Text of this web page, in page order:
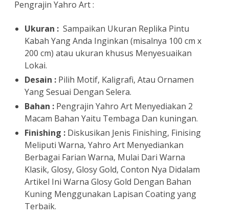
Pengrajin Yahro Art :
Ukuran : Sampaikan Ukuran Replika Pintu
Kabah Yang Anda Inginkan (misalnya 100 cm x
200 cm) atau ukuran khusus Menyesuaikan
Lokai.
Desain : Pilih Motif, Kaligrafi, Atau Ornamen
Yang Sesuai Dengan Selera.
Bahan : Pengrajin Yahro Art Menyediakan 2
Macam Bahan Yaitu Tembaga Dan kuningan.
Finishing : Diskusikan Jenis Finishing, Finising
Meliputi Warna, Yahro Art Menyediankan
Berbagai Farian Warna, Mulai Dari Warna
Klasik, Glosy, Glosy Gold, Conton Nya Didalam
Artikel Ini Warna Glosy Gold Dengan Bahan
Kuning Menggunakan Lapisan Coating yang
Terbaik.